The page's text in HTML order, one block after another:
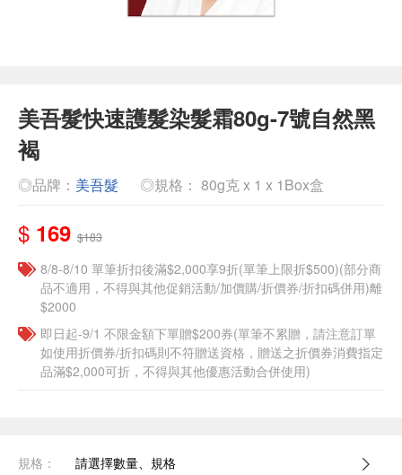
美吾髮快速護髮染髮霜80g-7號自然黑
褐
◎品牌： 美吾髮 ◎規格： 80g克 x 1 x 1Box盒
$ 169 $183
8/8-8/10 單筆折扣後滿$2,000享9折(單筆上限折$500)(部分商
品不適用，不得與其他促銷活動/加價購/折價券/折扣碼併用)離
$2000
即日起-9/1 不限金額下單贈$200券(單筆不累贈，請注意訂單
如使用折價券/折扣碼則不符贈送資格，贈送之折價券消費指定
品滿$2,000可折，不得與其他優惠活動合併使用)
規格： 請選擇數量、規格